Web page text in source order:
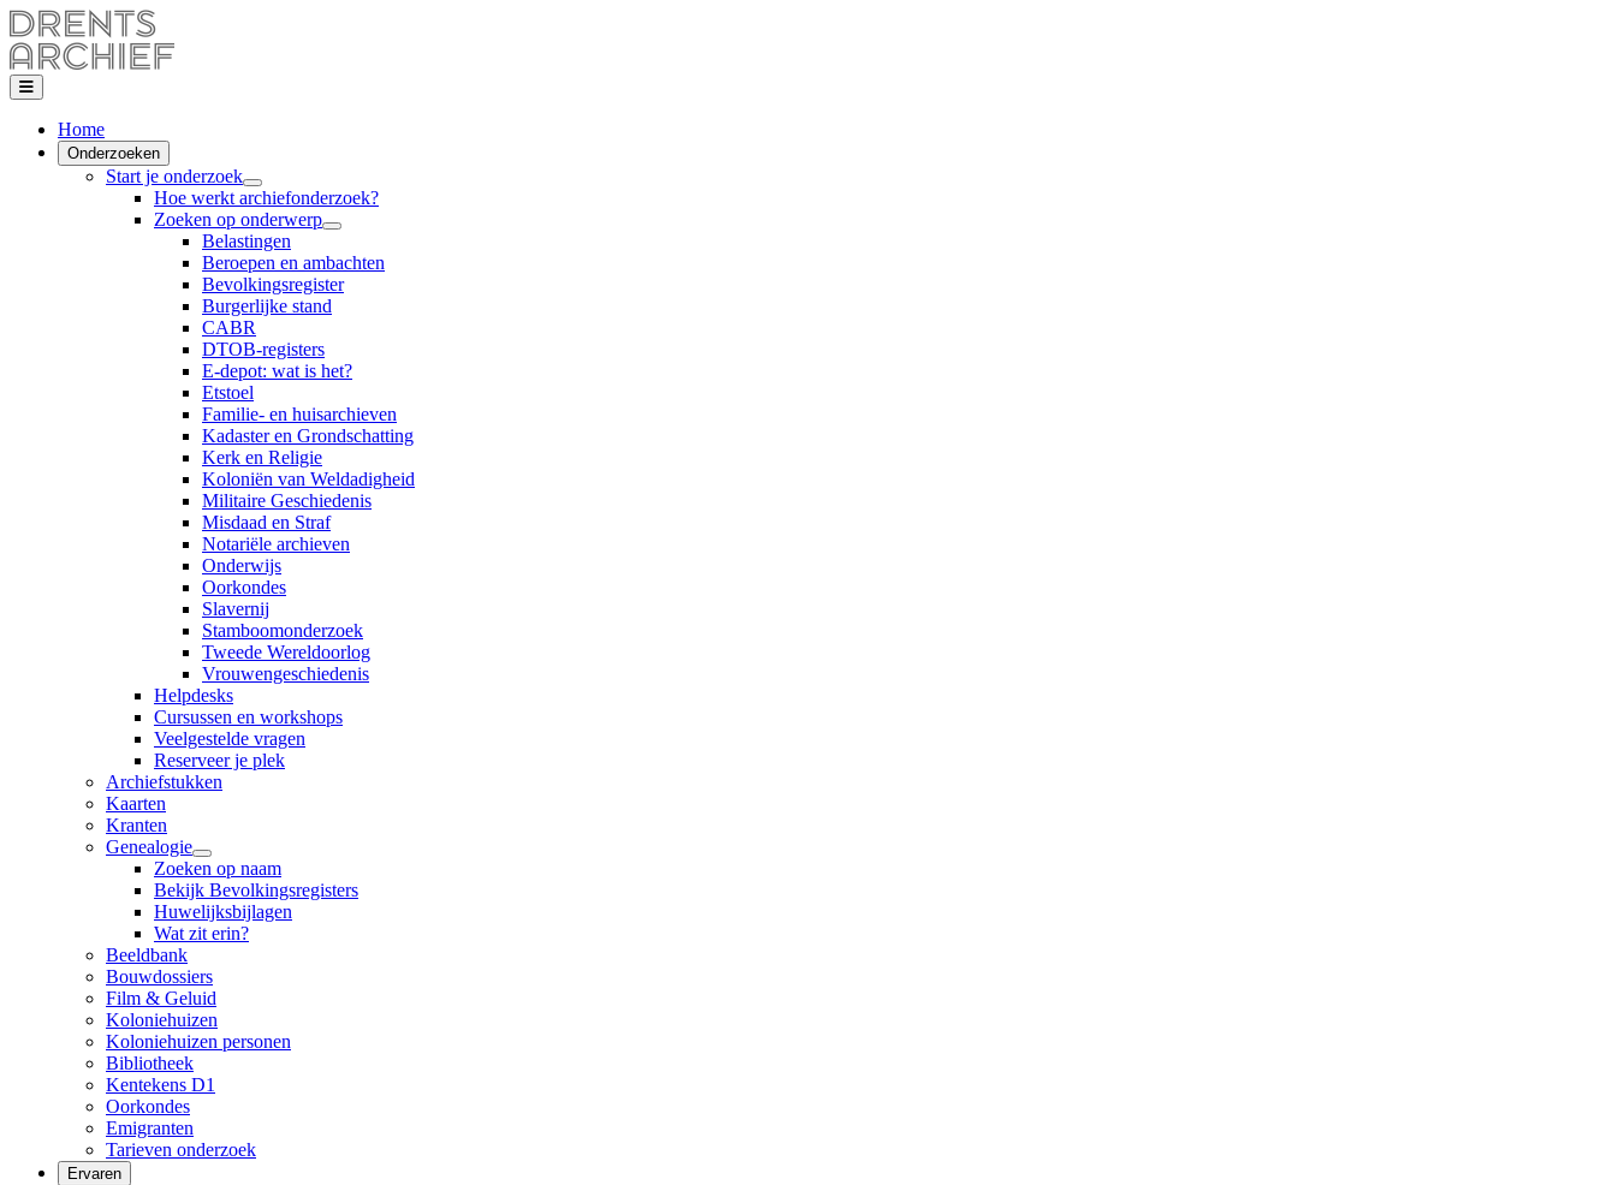
Home
Onderzoeken
Start je onderzoek
Hoe werkt archiefonderzoek?
Zoeken op onderwerp
Belastingen
Beroepen en ambachten
Bevolkingsregister
Burgerlijke stand
CABR
DTOB-registers
E-depot: wat is het?
Etstoel
Familie- en huisarchieven
Kadaster en Grondschatting
Kerk en Religie
Koloniën van Weldadigheid
Militaire Geschiedenis
Misdaad en Straf
Notariële archieven
Onderwijs
Oorkondes
Slavernij
Stamboomonderzoek
Tweede Wereldoorlog
Vrouwengeschiedenis
Helpdesks
Cursussen en workshops
Veelgestelde vragen
Reserveer je plek
Archiefstukken
Kaarten
Kranten
Genealogie
Zoeken op naam
Bekijk Bevolkingsregisters
Huwelijksbijlagen
Wat zit erin?
Beeldbank
Bouwdossiers
Film & Geluid
Koloniehuizen
Koloniehuizen personen
Bibliotheek
Kentekens D1
Oorkondes
Emigranten
Tarieven onderzoek
Ervaren